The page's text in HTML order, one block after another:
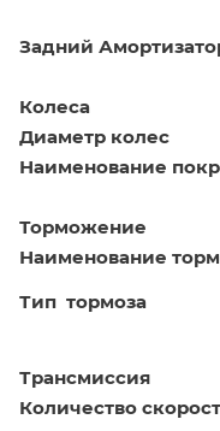
Задний
Колеса
Диаметр колес
Наименование
Торможение
Наименование
Тип тормоза
Трансмиссия
Количество